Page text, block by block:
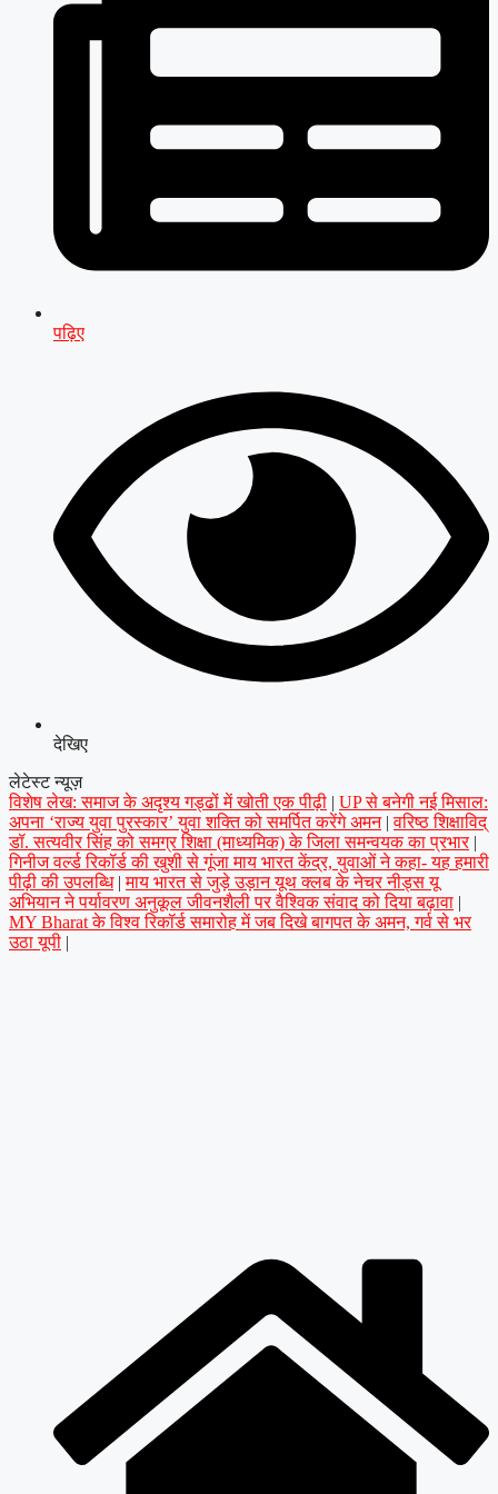
पढ़िए
देखिए
लेटेस्ट न्यूज़
विशेष लेख: समाज के अदृश्य गड्ढों में खोती एक पीढ़ी | UP से बनेगी नई मिसाल:
अपना ‘राज्य युवा पुरस्कार’ युवा शक्ति को समर्पित करेंगे अमन | वरिष्ठ शिक्षाविद्
डॉ. सत्यवीर सिंह को समग्र शिक्षा (माध्यमिक) के जिला समन्वयक का प्रभार |
गिनीज वर्ल्ड रिकॉर्ड की खुशी से गूंजा माय भारत केंद्र, युवाओं ने कहा- यह हमारी
पीढ़ी की उपलब्धि | माय भारत से जुड़े उड़ान यूथ क्लब के नेचर नीड्स यू
अभियान ने पर्यावरण अनुकूल जीवनशैली पर वैश्विक संवाद को दिया बढ़ावा |
MY Bharat के विश्व रिकॉर्ड समारोह में जब दिखे बागपत के अमन, गर्व से भर
उठा यूपी |